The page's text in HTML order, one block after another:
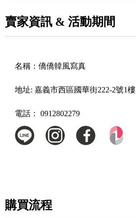
賣家資訊 & 活動期間
名稱： 僑僑韓風寫真
地址: 嘉義市西區國華街222-2號1樓
電話： 0912802279
購買流程